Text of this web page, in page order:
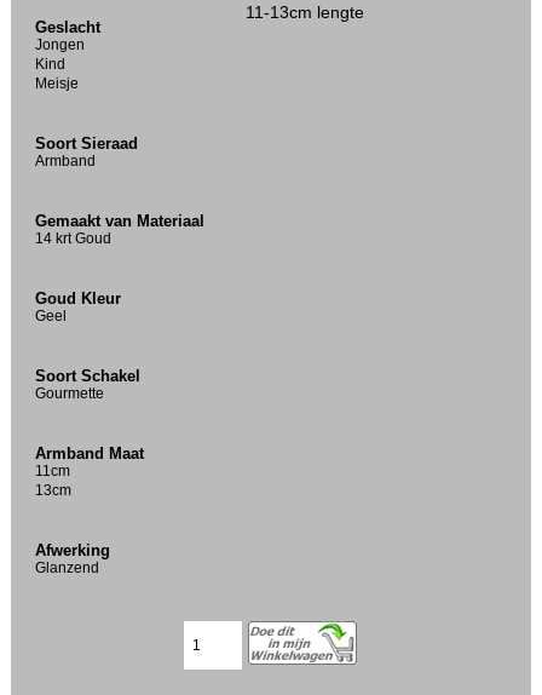
11-13cm lengte
Geslacht
Jongen
Kind
Meisje
Soort Sieraad
Armband
Gemaakt van Materiaal
14 krt Goud
Goud Kleur
Geel
Soort Schakel
Gourmette
Armband Maat
11cm
13cm
Afwerking
Glanzend